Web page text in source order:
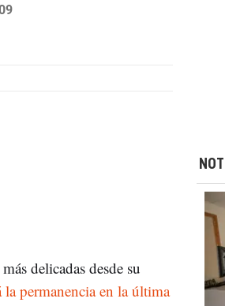
delicadas desde su
permanencia en la última